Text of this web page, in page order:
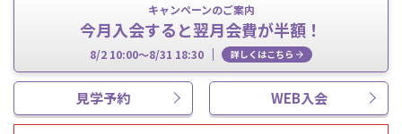
キャンペーンのご案内
今月入会すると翌月会費が半額！
8/2 10:00～8/31 18:30 詳しくはこちら
見学予約 WEB入会